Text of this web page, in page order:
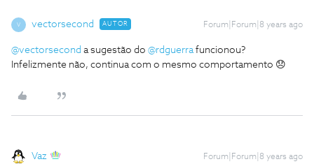
V vectorsecond AUTOR Forum|Forum|8 years ago
@vectorsecond a sugestão do @rdguerrafuncionou?
Infelizmente não, continua com o mesmo comportamento 😞
Vaz Forum|Forum|8 years ago